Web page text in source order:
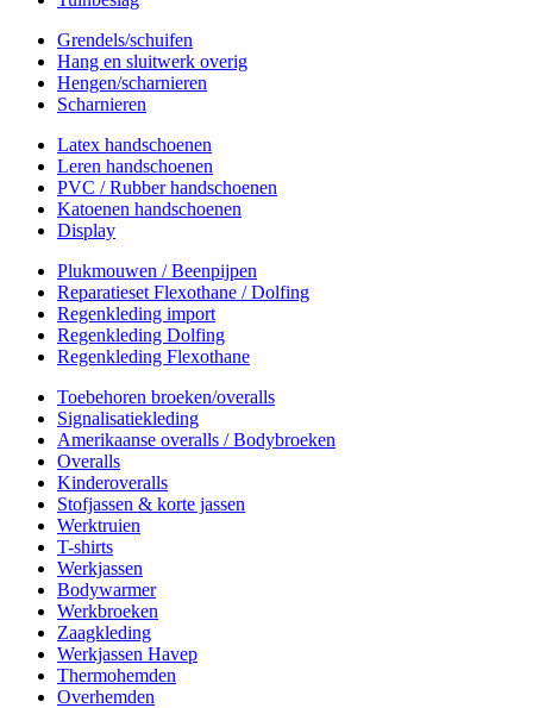
Grendels/schuifen
Hang en sluitwerk overig
Hengen/scharnieren
Scharnieren
Latex handschoenen
Leren handschoenen
PVC / Rubber handschoenen
Katoenen handschoenen
Display
Plukmouwen / Beenpijpen
Reparatieset Flexothane / Dolfing
Regenkleding import
Regenkleding Dolfing
Regenkleding Flexothane
Toebehoren broeken/overalls
Signalisatiekleding
Amerikaanse overalls / Bodybroeken
Overalls
Kinderoveralls
Stofjassen & korte jassen
Werktruien
T-shirts
Werkjassen
Bodywarmer
Werkbroeken
Zaagkleding
Werkjassen Havep
Thermohemden
Overhemden